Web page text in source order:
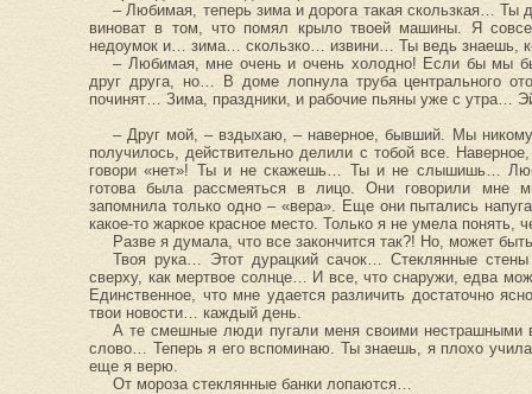
– Любимая, теперь зима и дорога такая скользкая… Ты
виноват в том, что помял крыло твоей машины. Я
недоумок и… зима… скользко… извини… Ты ведь знаешь,
– Любимая, мне очень и очень холодно! Если бы мы
друг друга, но… В доме лопнула труба центрального
починят… Зима, праздники, и рабочие пьяны уже с
– Друг мой, – вздыхаю, – наверное, бывший. Мы
получилось, действительно делили с тобой все.
говори «нет»! Ты и не скажешь… Ты и не слышишь…
готова была рассмеяться в лицо. Они говорили мне
запомнила только одно – «вера». Еще они пытались
какое-то жаркое красное место. Только я не умела понять,
Разве я думала, что все закончится так?! Но, может
Твоя рука… Этот дурацкий сачок… Стеклянные
сверху, как мертвое солнце… И все, что снаружи, едва
Единственное, что мне удается различить достаточно
твои новости… каждый день.
А те смешные люди пугали меня своими нестрашными
слово… Теперь я его вспоминаю. Ты знаешь, я плохо
еще я верю.
От мороза стеклянные банки лопаются…